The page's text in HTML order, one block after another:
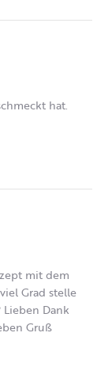
hat.
mit dem
Grad stelle
Dank
Gruß